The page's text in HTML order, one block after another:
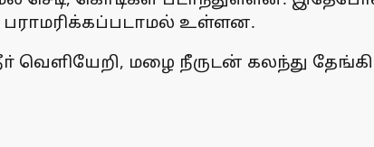
பராமரிக்கப்படாமல் உள்ளன.
வெளியேறி, மழை நீருடன் கலந்து தேங்கி